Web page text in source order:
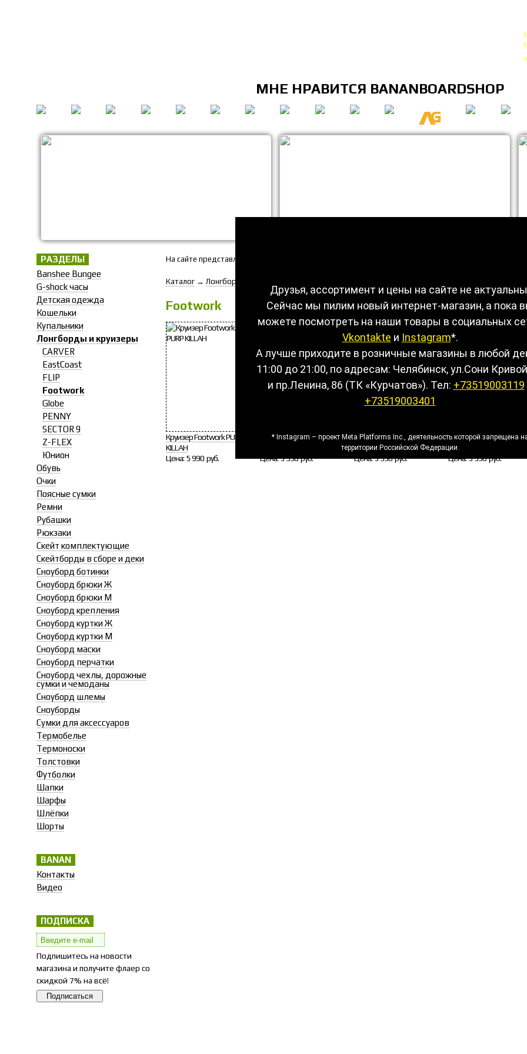
МНЕ НРАВИТСЯ BANANBOARDSHOP
На сайте представлены только НЕКОТОРЫЕ позиции из всего ассортимента. Добро пожаловать в
Каталог → Лонгборды и круизеры
Footwork
Круизер Footwork PURP
KILLAH
Цена: 5 990 руб.
Круизер FOOTWORK
Цена:5 990 руб.
Круизер FOOTWORK
SHELBY 23' ORANGE
Цена:5 990 руб.
Круизер FOOTWORK
SHELBY 23'' NAUTICA
Цена:5 990 руб.
РАЗДЕЛЫ
Banshee Bungee
G-shock часы
Детская одежда
Кошельки
Купальники
Лонгборды и круизеры
CARVER
EastCoast
FLIP
Footwork
Globe
PENNY
SECTOR 9
Z-FLEX
Юнион
Обувь
Очки
Поясные сумки
Ремни
Рубашки
Рюкзаки
Скейт комплектующие
Скейтборды в сборе и деки
Сноуборд ботинки
Сноуборд брюки Ж
Сноуборд брюки М
Сноуборд крепления
Сноуборд куртки Ж
Сноуборд куртки М
Сноуборд маски
Сноуборд перчатки
Сноуборд чехлы, дорожные
сумки и чемоданы
Сноуборд шлемы
Сноуборды
Сумки для аксессуаров
Термобелье
Термоноски
Толстовки
Футболки
Шапки
Шарфы
Шлёпки
Шорты
BANAN
Контакты
Видео
ПОДПИСКА
Подпишитесь на новости
магазина и получите флаер со
скидкой 7% на всё!
Друзья, ассортимент и цены на сайте не
Сейчас мы пилим новый интернет-магазин, а пока
можете посмотреть на наши товары в социальных
Vkontakte и Instagram*.
А лучше приходите в розничные магазины в любой
11:00 до 21:00, по адресам: Челябинск, ул.Сони
и пр.Ленина, 86 (ТК «Курчатов»). Тел: +73519003119
+73519003401
* Instagram – проект Meta Platforms Inc., деятельность которой запрещена
территории Российской Федерации.